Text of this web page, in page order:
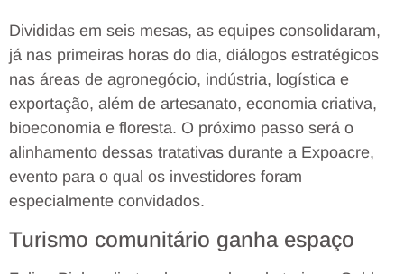
Divididas em seis mesas, as equipes consolidaram,
já nas primeiras horas do dia, diálogos estratégicos
nas áreas de agronegócio, indústria, logística e
exportação, além de artesanato, economia criativa,
bioeconomia e floresta. O próximo passo será o
alinhamento dessas tratativas durante a Expoacre,
evento para o qual os investidores foram
especialmente convidados.
Turismo comunitário ganha espaço